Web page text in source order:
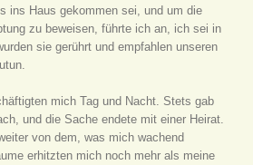
ins Haus gekommen sei, und um die
zu beweisen, führte ich an, ich sei in
sie gerührt und empfahlen unseren
mich Tag und Nacht. Stets gab
und die Sache endete mit einer Heirat.
von dem, was mich wachend
erhitzten mich noch mehr als meine